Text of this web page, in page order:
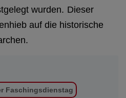
wurden. Dieser
auf die historische
Faschingsdienstag